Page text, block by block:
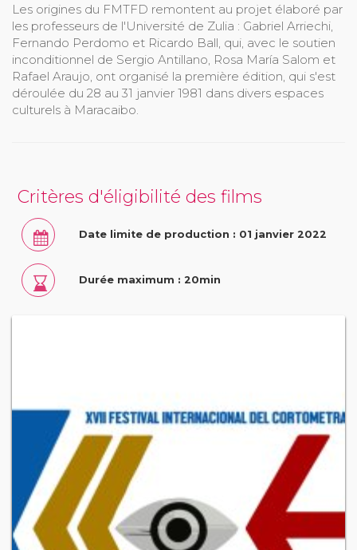
Les origines du FMTFD remontent au projet élaboré par
les professeurs de l'Université de Zulia : Gabriel Arriechi,
Fernando Perdomo et Ricardo Ball, qui, avec le soutien
inconditionnel de Sergio Antillano, Rosa María Salom et
Rafael Araujo, ont organisé la première édition, qui s'est
déroulée du 28 au 31 janvier 1981 dans divers espaces
culturels à Maracaibo.
Critères d'éligibilité des films
Date limite de production : 01 janvier 2022
Durée maximum : 20min